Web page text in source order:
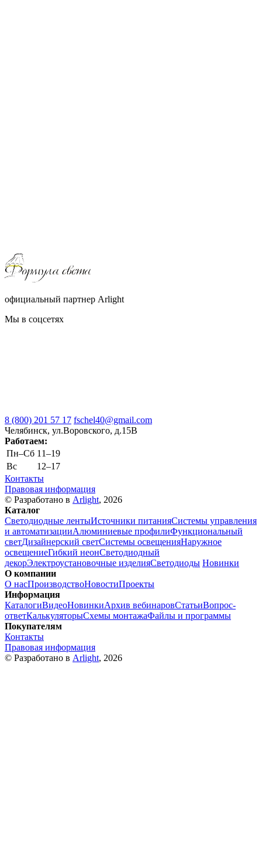
официальный партнер Arlight
Мы в соцсетях
8 (800) 201 57 17 fschel40@gmail.com
Челябинск, ул.Воровского, д.15В
Работаем:
Пн–Cб 11–19
Вс
12–17
Контакты
Правовая информация
© Разработано в Arlight, 2026
Каталог
Светодиодные лентыИсточники питанияСистемы управления
и автоматизацииАлюминиевые профилиФункциональный
светДизайнерский светСистемы освещенияНаружное
освещениеГибкий неонСветодиодный
декорЭлектроустановочные изделияСветодиоды Новинки
О компании
О насПроизводствоНовостиПроекты
Информация
КаталогиВидеоНовинкиАрхив вебинаровСтатьиВопрос-
ответКалькуляторыСхемы монтажаФайлы и программы
Покупателям
Контакты
Правовая информация
© Разработано в Arlight, 2026